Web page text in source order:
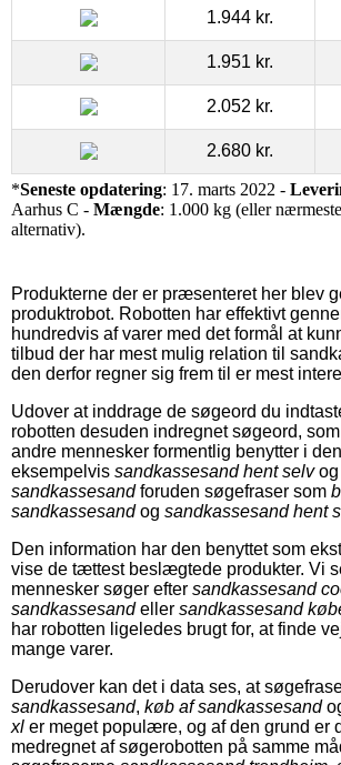
1.944 kr.
1.951 kr.
2.052 kr.
2.680 kr.
*Seneste opdatering: 17. marts 2022 -
Aarhus C - Mængde: 1.000 kg (eller
alternativ).
Produkterne der er præsenteret her blev
produktrobot. Robotten har effektivt
hundredvis af varer med det formål at
tilbud der har mest mulig relation til
den derfor regner sig frem til er mest
Udover at inddrage de søgeord du
robotten desuden indregnet søgeord,
andre mennesker formentlig benytter i
eksempelvis sandkassesand hent selvog
sandkassesandforuden søgefraser som
sandkassesandog sandkassesand hent
Den information har den benyttet som
vise de tættest beslægtede produkter. Vi
mennesker søger efter sandkassesand
sandkassesandeller sandkassesand
har robotten ligeledes brugt for, at finde
mange varer.
Derudover kan det i data ses, at
sandkassesand, køb af sandkassesand
xl er meget populære, og af den grund er
medregnet af søgerobotten på samme